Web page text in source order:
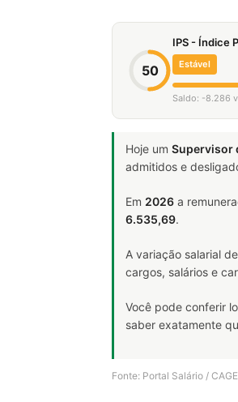
50
IPS - Índice
Estável
Saldo: -8.286
Hoje um Supervisor
admitidos e
Em 2026 a
6.535,69.
A variação salarial
cargos, salários e
Você pode conferir
saber exatamente
Fonte: Portal Salário /